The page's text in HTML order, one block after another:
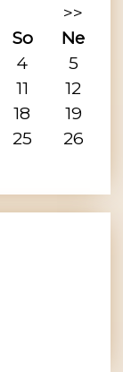
>>
So
Ne
4
5
11
12
18
19
25
26